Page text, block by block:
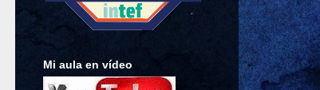
Mi aula en vídeo